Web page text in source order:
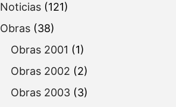
Noticias (121)
Obras (38)
Obras 2001 (1)
Obras 2002 (2)
Obras 2003 (3)